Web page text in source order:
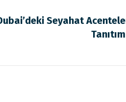
Seyahat